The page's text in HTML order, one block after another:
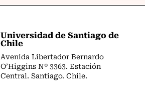
Universidad de Santiago de
Chile
Avenida Libertador Bernardo
O’Higgins Nº 3363. Estación
Central. Santiago. Chile.